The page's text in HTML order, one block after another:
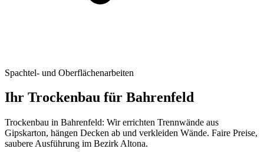
Spachtel- und Oberflächenarbeiten
Ihr Trockenbau für Bahrenfeld
Trockenbau in Bahrenfeld: Wir errichten Trennwände aus
Gipskarton, hängen Decken ab und verkleiden Wände. Faire Preise,
saubere Ausführung im Bezirk Altona.